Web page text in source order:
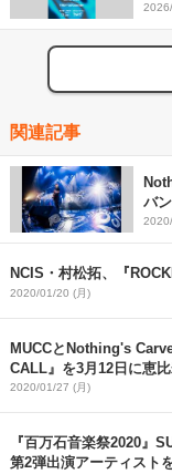
関連記事
バ
NCIS・村松拓、『
2020/01/20 (月)
MUCCとNothing's
CALL』を3月12日に恵
2020/01/27 (月)
『百万石音楽祭2020』
第2弾出演アーティスト